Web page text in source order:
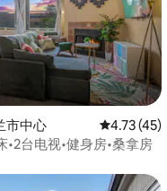
共 160 条评价
市中心 平均评分
4.73 (45)
•2台电视•健身房•桑拿房